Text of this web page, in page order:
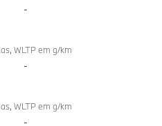
-
WLTP em g/km
-
WLTP em g/km
-